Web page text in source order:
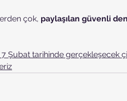
çok, paylaşılan güvenli
tarihinde gerçekleşecek